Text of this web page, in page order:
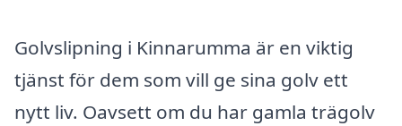
Golvslipning i Kinnarumma är en viktig
tjänst för dem som vill ge sina golv ett
nytt liv. Oavsett om du har gamla trägolv